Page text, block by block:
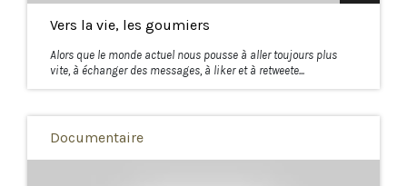
Vers la vie, les goumiers
Alors que le monde actuel nous pousse à aller toujours plus
vite, à échanger des messages, à liker et à retweete...
Documentaire